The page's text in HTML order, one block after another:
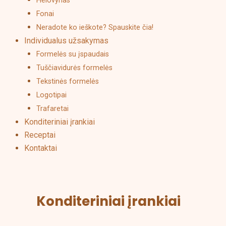
Fonai
Neradote ko ieškote? Spauskite čia!
Individualus užsakymas
Formelės su įspaudais
Tuščiavidurės formelės
Tekstinės formelės
Logotipai
Trafaretai
Konditeriniai įrankiai
Receptai
Kontaktai
Konditeriniai įrankiai